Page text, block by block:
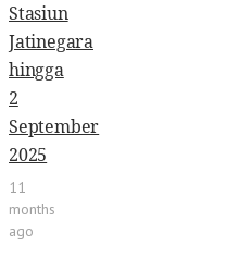
Stasiun
Jatinegara
hingga
2
September
2025
11
months
ago